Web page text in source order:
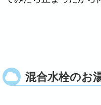
混合水栓のお